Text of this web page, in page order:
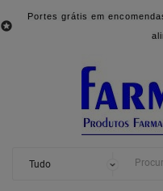

Portes grátis em